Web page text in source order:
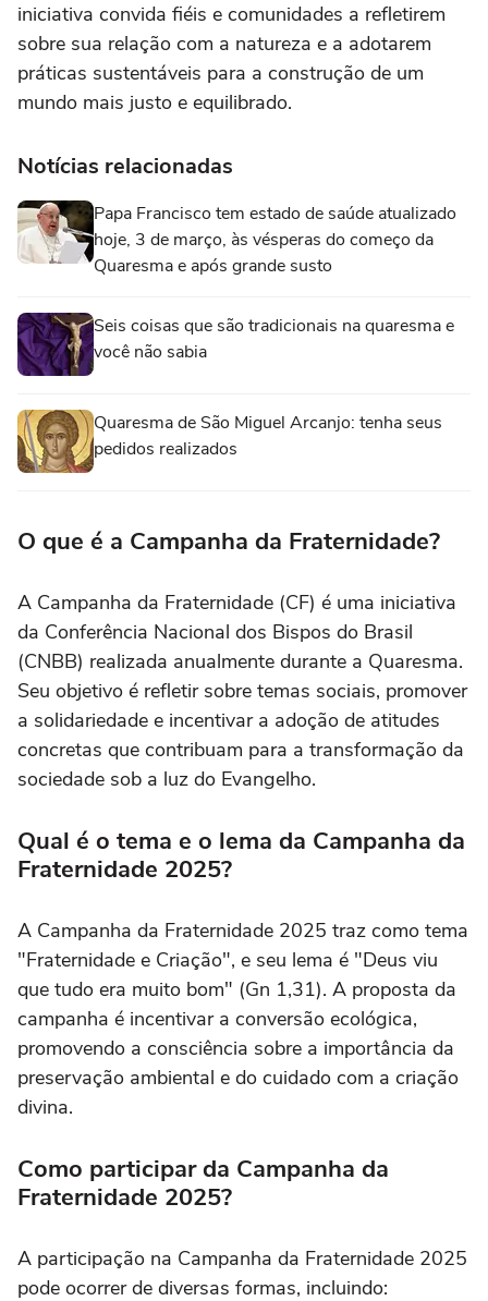
iniciativa convida fiéis e comunidades a refletirem
sobre sua relação com a natureza e a adotarem
práticas sustentáveis para a construção de um
mundo mais justo e equilibrado.
Notícias relacionadas
Papa Francisco tem estado de saúde atualizado
hoje, 3 de março, às vésperas do começo da
Quaresma e após grande susto
Seis coisas que são tradicionais na quaresma e
você não sabia
Quaresma de São Miguel Arcanjo: tenha seus
pedidos realizados
O que é a Campanha da Fraternidade?
A Campanha da Fraternidade (CF) é uma iniciativa
da Conferência Nacional dos Bispos do Brasil
(CNBB) realizada anualmente durante a Quaresma.
Seu objetivo é refletir sobre temas sociais, promover
a solidariedade e incentivar a adoção de atitudes
concretas que contribuam para a transformação da
sociedade sob a luz do Evangelho.
Qual é o tema e o lema da Campanha da
Fraternidade 2025?
A Campanha da Fraternidade 2025 traz como tema
"Fraternidade e Criação", e seu lema é "Deus viu
que tudo era muito bom" (Gn 1,31). A proposta da
campanha é incentivar a conversão ecológica,
promovendo a consciência sobre a importância da
preservação ambiental e do cuidado com a criação
divina.
Como participar da Campanha da
Fraternidade 2025?
A participação na Campanha da Fraternidade 2025
pode ocorrer de diversas formas, incluindo: